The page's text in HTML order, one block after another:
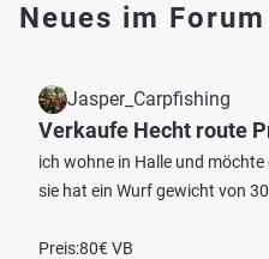
Neues im Forum
Jasper_Carpfishing
Verkaufe Hecht route
ich wohne in Halle und
sie hat ein Wurf gewicht von
Preis:80€ VB